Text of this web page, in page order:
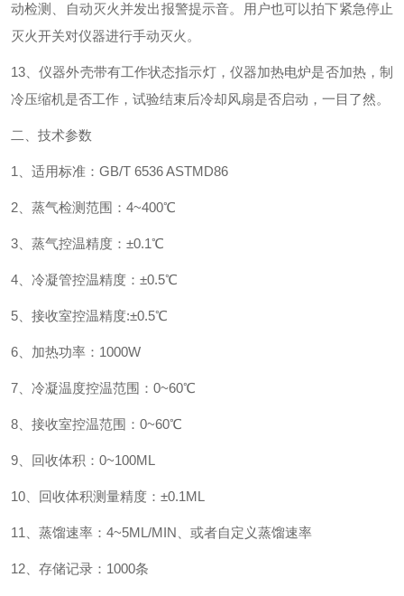
动检测、自动灭火并发出报警提示音。用户也可以拍下紧急停止
灭火开关对仪器进行手动灭火。
13、仪器外壳带有工作状态指示灯，仪器加热电炉是否加热，制
冷压缩机是否工作，试验结束后冷却风扇是否启动，一目了然。
二、技术参数
1、适用标准：GB/T 6536 ASTMD86
2、蒸气检测范围：4~400℃
3、蒸气控温精度：±0.1℃
4、冷凝管控温精度：±0.5℃
5、接收室控温精度:±0.5℃
6、加热功率：1000W
7、冷凝温度控温范围：0~60℃
8、接收室控温范围：0~60℃
9、回收体积：0~100ML
10、回收体积测量精度：±0.1ML
11、蒸馏速率：4~5ML/MIN、或者自定义蒸馏速率
12、存储记录：1000条